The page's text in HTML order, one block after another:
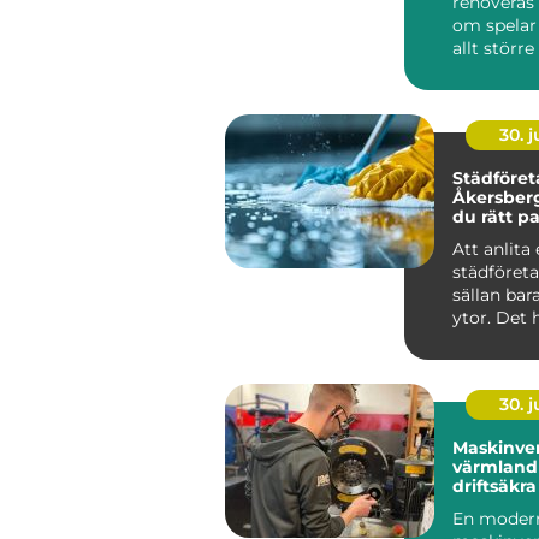
om
allt större
30.
Åkersberga så
du rätt
Att anlita
sällan
ytor. Det
ko...
30.
värmland så får du
En